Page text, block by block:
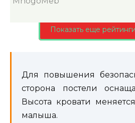
Показать еще
Для повышения
сторона постели
Высота кровати
малыша.